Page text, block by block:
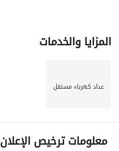
المزايا والخدمات
عداد كهرباء مستقل
معلومات ترخيص الإعلان